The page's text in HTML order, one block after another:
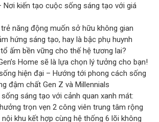
Nơi kiến tạo cuộc sống sáng tạo với giá
năng động muốn sở hữu không gian
hứng sáng tạo, hay là bậc phụ huynh
ấm bền vững cho thế hệ tương lai?
Home sẽ là lựa chọn lý tưởng cho bạn!
hiện đại – Hướng tới phong cách sống
đậm chất Gen Z và Millennials
sáng tạo với cảnh quan xanh mát:
trọn vẹn 2 công viên trung tâm rộng
khu kết hợp cùng hệ thống 6 lõi không